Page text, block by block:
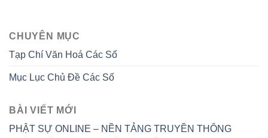
CHUYÊN MỤC
Tạp Chí Văn Hoá Các Số
Mục Lục Chủ Đề Các Số
BÀI VIẾT MỚI
PHẬT SỰ ONLINE – NỀN TẢNG TRUYỀN THÔNG